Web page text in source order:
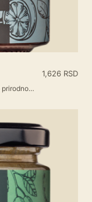
1,626 RSD
prirodno…